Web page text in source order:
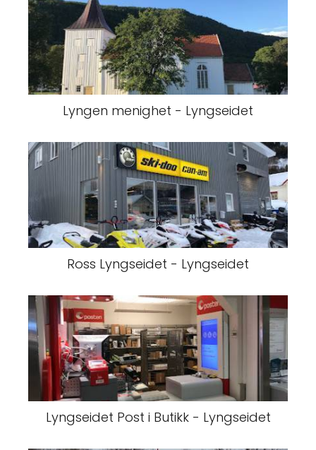
Lyngen menighet - Lyngseidet
Ross Lyngseidet - Lyngseidet
Lyngseidet Post i Butikk - Lyngseidet